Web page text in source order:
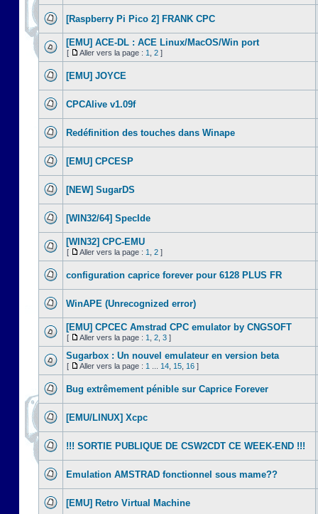
[Raspberry Pi Pico 2] FRANK CPC
[EMU] ACE-DL : ACE Linux/MacOS/Win port
[ Aller vers la page : 1 2 ]
[EMU] JOYCE
CPCAlive v1.09f
Redéfinition des touches dans Winape
[EMU] CPCESP
[NEW] SugarDS
[WIN32/64] SpecIde
[WIN32] CPC-EMU
[ Aller vers la page : 1 2 ]
configuration caprice forever pour 6128 PLUS FR
WinAPE (Unrecognized error)
[EMU] CPCEC Amstrad CPC emulator by CNGSOFT
[ Aller vers la page : 1 2 3 ]
Sugarbox : Un nouvel emulateur en version beta
[ Aller vers la page : 1 14 15 16 ]
Bug extrêmement pénible sur Caprice Forever
[EMU/LINUX] Xcpc
!!! SORTIE PUBLIQUE DE CSW2CDT CE WEEK-END !!!
Emulation AMSTRAD fonctionnel sous mame??
[EMU] Retro Virtual Machine